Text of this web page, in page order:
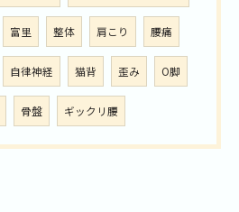
富里 整体 肩こり 腰痛
自律神経 猫背 歪み O脚
骨盤 ギックリ腰